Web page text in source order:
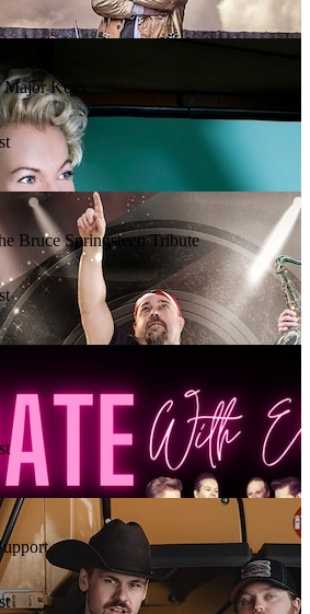
Keys
Bruce Springsteen Tribute